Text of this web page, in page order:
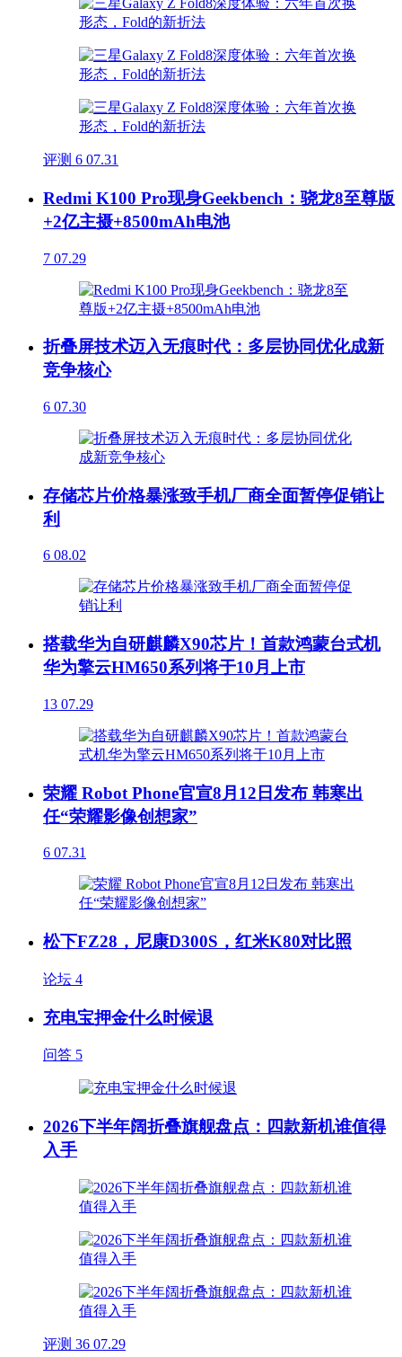
评测 6 07.31
Redmi K100 Pro现身Geekbench：骁龙8至尊版
+2亿主摄+8500mAh电池
7 07.29
折叠屏技术迈入无痕时代：多层协同优化成新
竞争核心
6 07.30
存储芯片价格暴涨致手机厂商全面暂停促销让
利
6 08.02
搭载华为自研麒麟X90芯片！首款鸿蒙台式机
华为擎云HM650系列将于10月上市
13 07.29
荣耀 Robot Phone官宣8月12日发布 韩寒出
任“荣耀影像创想家”
6 07.31
松下FZ28，尼康D300S，红米K80对比照
论坛 4
充电宝押金什么时候退
问答 5
2026下半年阔折叠旗舰盘点：四款新机谁值得
入手
评测 36 07.29